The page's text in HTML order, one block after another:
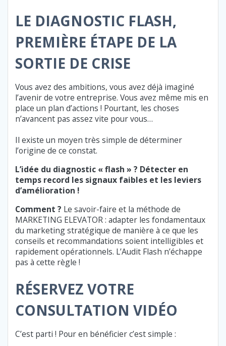
LE DIAGNOSTIC FLASH,
PREMIÈRE ÉTAPE DE LA
SORTIE DE CRISE
Vous avez des ambitions, vous avez déjà imaginé
l’avenir de votre entreprise. Vous avez même mis en
place un plan d’actions ! Pourtant, les choses
n’avancent pas assez vite pour vous…
Il existe un moyen très simple de déterminer
l’origine de ce constat.
L’idée du diagnostic « flash » ? Détecter en
temps record les signaux faibles et les leviers
d’amélioration !
Comment ? Le savoir-faire et la méthode de
MARKETING ELEVATOR : adapter les fondamentaux
du marketing stratégique de manière à ce que les
conseils et recommandations soient intelligibles et
rapidement opérationnels. L’Audit Flash n’échappe
pas à cette règle !
RÉSERVEZ VOTRE
CONSULTATION VIDÉO
C’est parti ! Pour en bénéficier c’est simple :